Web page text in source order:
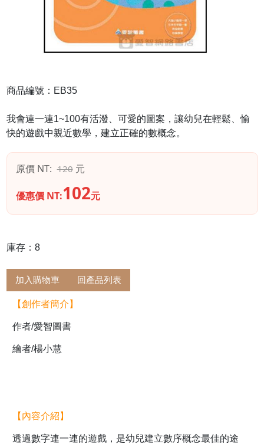
商品編號：EB35
我會連一連1~100有活潑、可愛的圖案，讓幼兒在輕鬆、愉
快的遊戲中親近數學，建立正確的數概念。
原價 NT: 120元
優惠價 NT:102元
庫存：8
加入購物車 回產品列表
【創作者簡介】
作者/愛智圖書
繪者/楊小慧
【內容介紹】
透過數字連一連的遊戲，是幼兒建立數序概念最佳的途